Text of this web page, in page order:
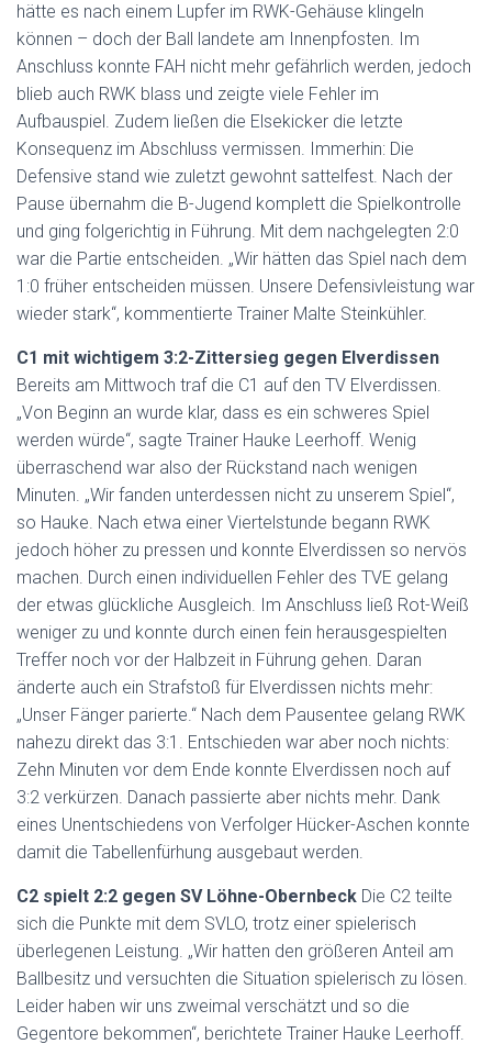
hätte es nach einem Lupfer im RWK-Gehäuse klingeln
können – doch der Ball landete am Innenpfosten. Im
Anschluss konnte FAH nicht mehr gefährlich werden, jedoch
blieb auch RWK blass und zeigte viele Fehler im
Aufbauspiel. Zudem ließen die Elsekicker die letzte
Konsequenz im Abschluss vermissen. Immerhin: Die
Defensive stand wie zuletzt gewohnt sattelfest. Nach der
Pause übernahm die B-Jugend komplett die Spielkontrolle
und ging folgerichtig in Führung. Mit dem nachgelegten 2:0
war die Partie entscheiden. „Wir hätten das Spiel nach dem
1:0 früher entscheiden müssen. Unsere Defensivleistung war
wieder stark“, kommentierte Trainer Malte Steinkühler.
C1 mit wichtigem 3:2-Zittersieg gegen Elverdissen
Bereits am Mittwoch traf die C1 auf den TV Elverdissen.
„Von Beginn an wurde klar, dass es ein schweres Spiel
werden würde“, sagte Trainer Hauke Leerhoff. Wenig
überraschend war also der Rückstand nach wenigen
Minuten. „Wir fanden unterdessen nicht zu unserem Spiel“,
so Hauke. Nach etwa einer Viertelstunde begann RWK
jedoch höher zu pressen und konnte Elverdissen so nervös
machen. Durch einen individuellen Fehler des TVE gelang
der etwas glückliche Ausgleich. Im Anschluss ließ Rot-Weiß
weniger zu und konnte durch einen fein herausgespielten
Treffer noch vor der Halbzeit in Führung gehen. Daran
änderte auch ein Strafstoß für Elverdissen nichts mehr:
„Unser Fänger parierte.“ Nach dem Pausentee gelang RWK
nahezu direkt das 3:1. Entschieden war aber noch nichts:
Zehn Minuten vor dem Ende konnte Elverdissen noch auf
3:2 verkürzen. Danach passierte aber nichts mehr. Dank
eines Unentschiedens von Verfolger Hücker-Aschen konnte
damit die Tabellenfürhung ausgebaut werden.
C2 spielt 2:2 gegen SV Löhne-Obernbeck Die C2 teilte
sich die Punkte mit dem SVLO, trotz einer spielerisch
überlegenen Leistung. „Wir hatten den größeren Anteil am
Ballbesitz und versuchten die Situation spielerisch zu lösen.
Leider haben wir uns zweimal verschätzt und so die
Gegentore bekommen“, berichtete Trainer Hauke Leerhoff.